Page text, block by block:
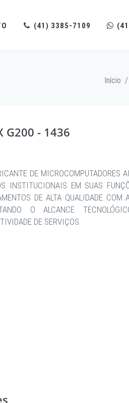
(41) 3385-7109
Início /
G200 - 1436
DE MICROCOMPUTADORES
INSTITUCIONAIS EM SUAS
DE ALTA QUALIDADE COM
O ALCANCE
DE SERVIÇOS.